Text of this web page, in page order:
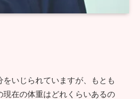
いじられていますが、もとも
在の体重はどれくらいあるの